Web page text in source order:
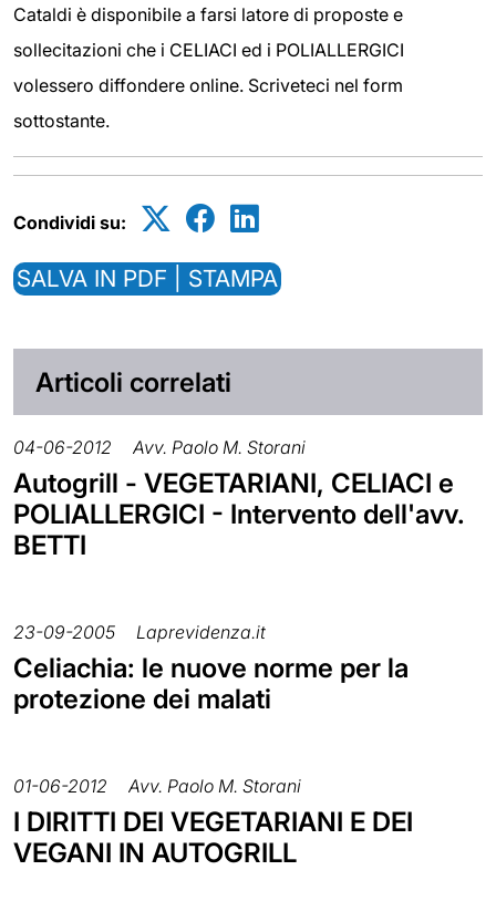
Cataldi è disponibile a farsi latore di proposte e
sollecitazioni che i CELIACI ed i POLIALLERGICI
volessero diffondere online. Scriveteci nel form
sottostante.
Condividi su:
SALVA IN PDF | STAMPA
Articoli correlati
04-06-2012 Avv. Paolo M. Storani
Autogrill - VEGETARIANI, CELIACI e
POLIALLERGICI - Intervento dell'avv.
BETTI
23-09-2005 Laprevidenza.it
Celiachia: le nuove norme per la
protezione dei malati
01-06-2012 Avv. Paolo M. Storani
I DIRITTI DEI VEGETARIANI E DEI
VEGANI IN AUTOGRILL